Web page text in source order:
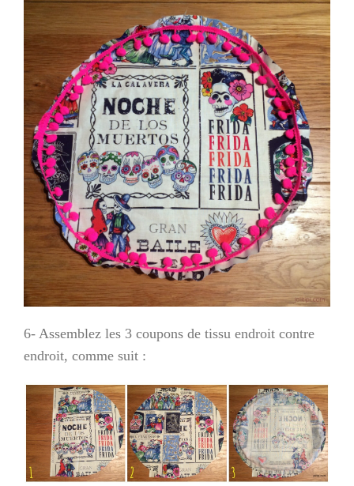
6- Assemblez les 3 coupons de tissu endroit contre
endroit, comme suit :